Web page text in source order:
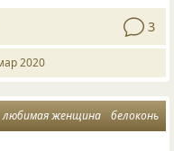
3
2020
любимая женщина белоконь